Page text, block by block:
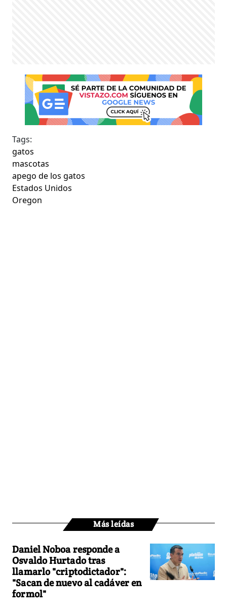
Tags:
gatos
mascotas
apego de los gatos
Estados Unidos
Oregon
Más leídas
Daniel Noboa responde a
Osvaldo Hurtado tras
llamarlo "criptodictador":
"Sacan de nuevo al cadáver en
formol"